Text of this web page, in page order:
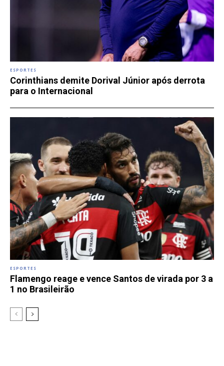
ESPORTES
Corinthians demite Dorival Júnior após derrota
para o Internacional
ESPORTES
Flamengo reage e vence Santos de virada por 3 a
1 no Brasileirão